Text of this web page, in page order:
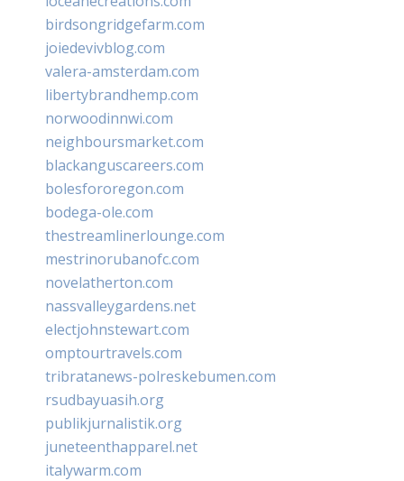
birdsongridgefarm.com
joiedevivblog.com
valera-amsterdam.com
libertybrandhemp.com
norwoodinnwi.com
neighboursmarket.com
blackanguscareers.com
bolesfororegon.com
bodega-ole.com
thestreamlinerlounge.com
mestrinorubanofc.com
novelatherton.com
nassvalleygardens.net
electjohnstewart.com
omptourtravels.com
tribratanews-polreskebumen.com
rsudbayuasih.org
publikjurnalistik.org
juneteenthapparel.net
italywarm.com